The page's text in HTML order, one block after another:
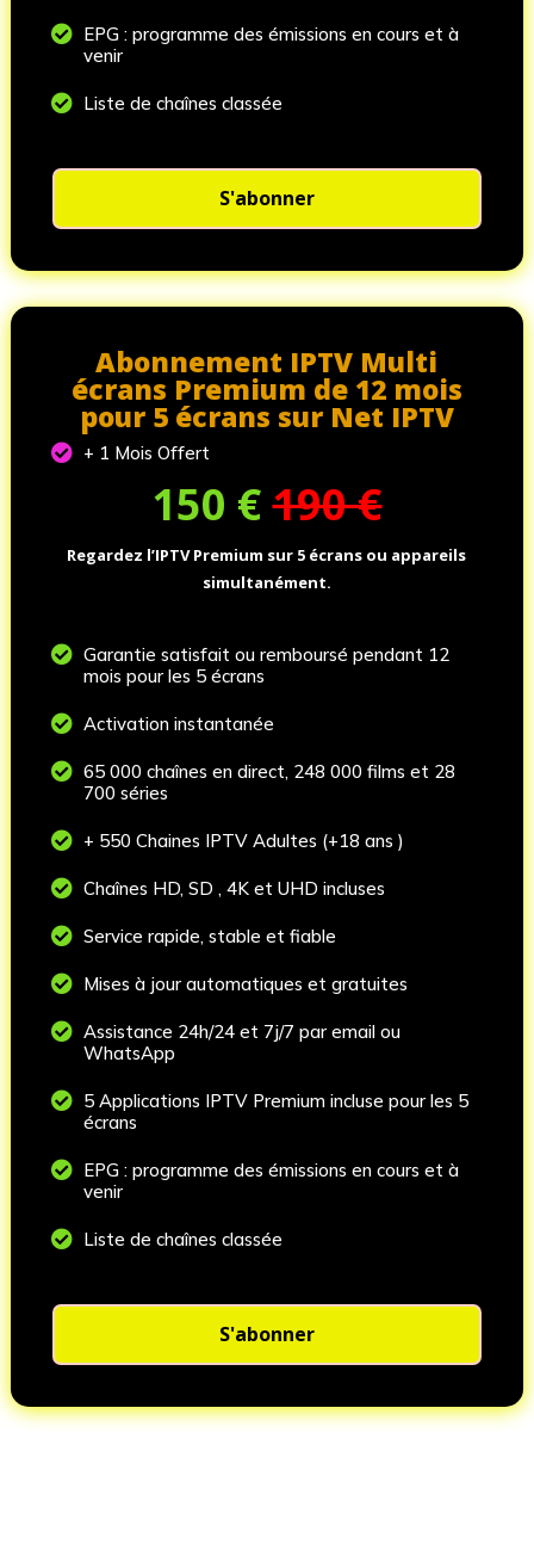
 EPG : programme des émissions en cours et à
venir
 Liste de chaînes classée
S'abonner
Abonnement IPTV Multi
écrans Premium de 12 mois
pour 5 écrans sur Net IPTV
 + 1 Mois Offert
150 €190 €
Regardez l’IPTV Premium sur 5 écrans ou appareils
simultanément.
 Garantie satisfait ou remboursé pendant 12
mois pour les 5 écrans
 Activation instantanée
 65 000 chaînes en direct, 248 000 films et 28
700 séries
 + 550 Chaines IPTV Adultes (+18 ans )
 Chaînes HD, SD , 4K et UHD incluses
 Service rapide, stable et fiable
 Mises à jour automatiques et gratuites
 Assistance 24h/24 et 7j/7 par email ou
WhatsApp
 5 Applications IPTV Premium incluse pour les 5
écrans
 EPG : programme des émissions en cours et à
venir
 Liste de chaînes classée
S'abonner